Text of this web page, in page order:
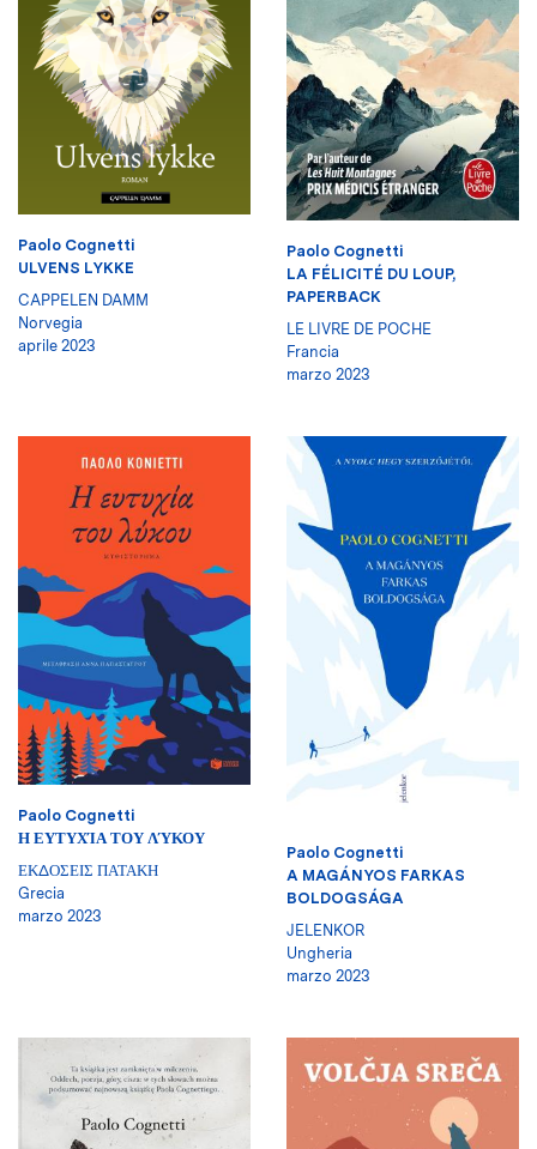
Paolo Cognetti
ULVENS LYKKE
CAPPELEN DAMM
Norvegia
aprile 2023
Paolo Cognetti
LA FÉLICITÉ DU LOUP,
PAPERBACK
LE LIVRE DE POCHE
Francia
marzo 2023
Paolo Cognetti
Η ΕΥΤΥΧΊΑ ΤΟΥ ΛΎΚΟΥ
ΕΚΔΟΣΕΙΣ ΠΑΤΑΚΗ
Grecia
marzo 2023
Paolo Cognetti
A MAGÁNYOS FARKAS
BOLDOGSÁGA
JELENKOR
Ungheria
marzo 2023